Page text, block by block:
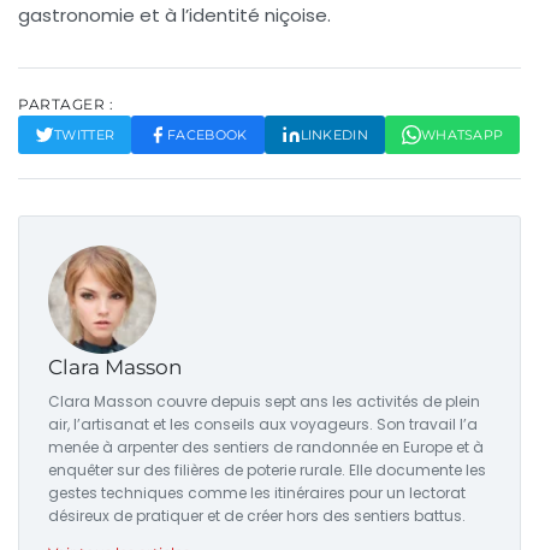
gastronomie et à l’identité niçoise.
PARTAGER :
TWITTER FACEBOOK LINKEDIN WHATSAPP
Clara Masson
Clara Masson couvre depuis sept ans les activités de plein
air, l’artisanat et les conseils aux voyageurs. Son travail l’a
menée à arpenter des sentiers de randonnée en Europe et à
enquêter sur des filières de poterie rurale. Elle documente les
gestes techniques comme les itinéraires pour un lectorat
désireux de pratiquer et de créer hors des sentiers battus.